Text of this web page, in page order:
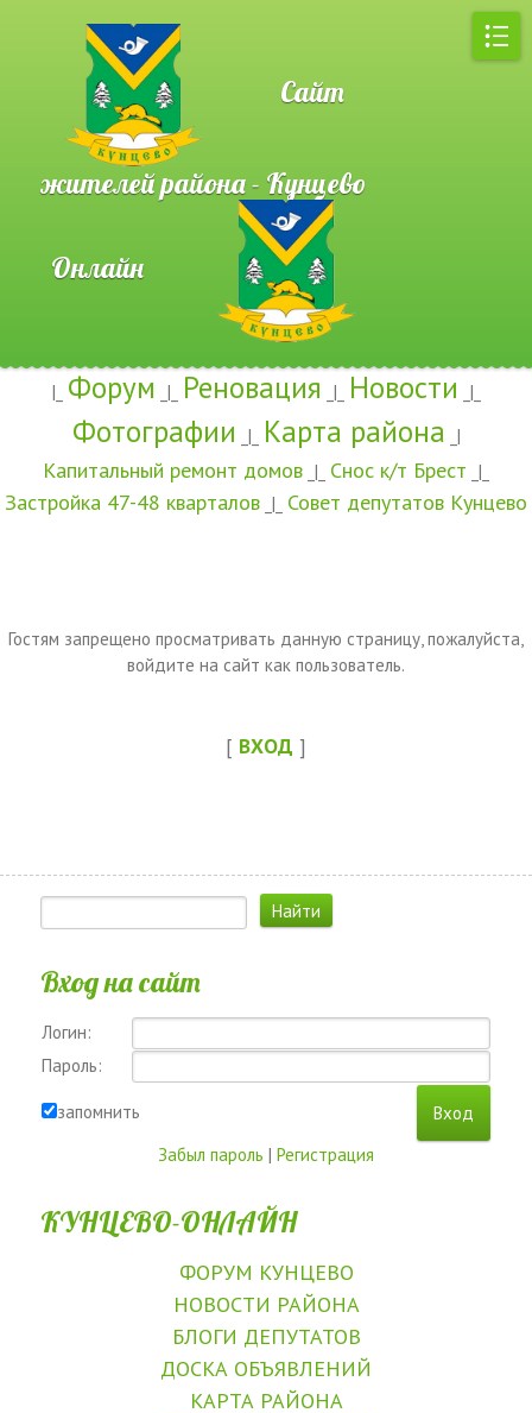
Сайт
жителей района - Кунцево
Онлайн
|_ Форум _|_ Реновация _|_ Новости _|_
Фотографии _|_ Карта района _|
Капитальный ремонт домов _|_ Снос к/т Брест _|_
Застройка 47-48 кварталов _|_ Совет депутатов Кунцево
Гостям запрещено просматривать данную страницу, пожалуйста,
войдите на сайт как пользователь.
[ ВХОД ]
Вход на сайт
Логин:
Пароль:
запомнить
Забыл пароль | Регистрация
КУНЦЕВО-ОНЛАЙН
ФОРУМ КУНЦЕВО
НОВОСТИ РАЙОНА
БЛОГИ ДЕПУТАТОВ
ДОСКА ОБЪЯВЛЕНИЙ
КАРТА РАЙОНА